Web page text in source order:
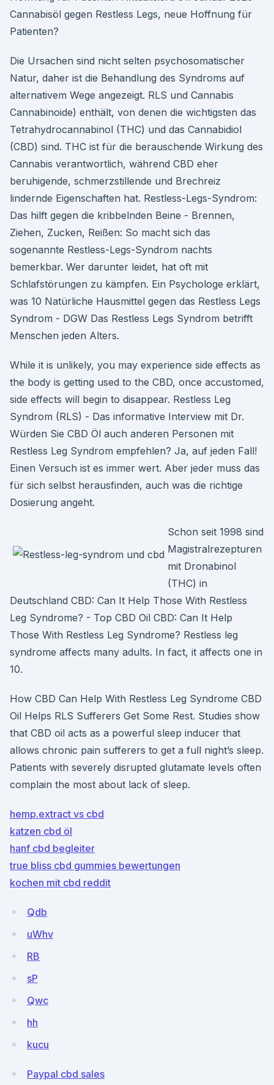
Cannabisöl gegen Restless Legs, neue Hoffnung für
Patienten?
Die Ursachen sind nicht selten psychosomatischer
Natur, daher ist die Behandlung des Syndroms auf
alternativem Wege angezeigt. RLS und Cannabis
Cannabinoide) enthält, von denen die wichtigsten das
Tetrahydrocannabinol (THC) und das Cannabidiol
(CBD) sind. THC ist für die berauschende Wirkung des
Cannabis verantwortlich, während CBD eher
beruhigende, schmerzstillende und Brechreiz
lindernde Eigenschaften hat. Restless-Legs-Syndrom:
Das hilft gegen die kribbelnden Beine - Brennen,
Ziehen, Zucken, Reißen: So macht sich das
sogenannte Restless-Legs-Syndrom nachts
bemerkbar. Wer darunter leidet, hat oft mit
Schlafstörungen zu kämpfen. Ein Psychologe erklärt,
was 10 Natürliche Hausmittel gegen das Restless Legs
Syndrom - DGW Das Restless Legs Syndrom betrifft
Menschen jeden Alters.
While it is unlikely, you may experience side effects as
the body is getting used to the CBD, once accustomed,
side effects will begin to disappear. Restless Leg
Syndrom (RLS) - Das informative Interview mit Dr.
Würden Sie CBD Öl auch anderen Personen mit
Restless Leg Syndrom empfehlen? Ja, auf jeden Fall!
Einen Versuch ist es immer wert. Aber jeder muss das
für sich selbst herausfinden, auch was die richtige
Dosierung angeht.
Schon seit 1998 sind
Magistralrezepturen
mit Dronabinol
(THC) in
Deutschland CBD: Can It Help Those With Restless
Leg Syndrome? - Top CBD Oil CBD: Can It Help
Those With Restless Leg Syndrome? Restless leg
syndrome affects many adults. In fact, it affects one in
10.
How CBD Can Help With Restless Leg Syndrome CBD
Oil Helps RLS Sufferers Get Some Rest. Studies show
that CBD oil acts as a powerful sleep inducer that
allows chronic pain sufferers to get a full night’s sleep.
Patients with severely disrupted glutamate levels often
complain the most about lack of sleep.
hemp.extract vs cbd
katzen cbd öl
hanf cbd begleiter
true bliss cbd gummies bewertungen
kochen mit cbd reddit
Qdb
uWhv
RB
sP
Qwc
hh
kucu
Paypal cbd sales